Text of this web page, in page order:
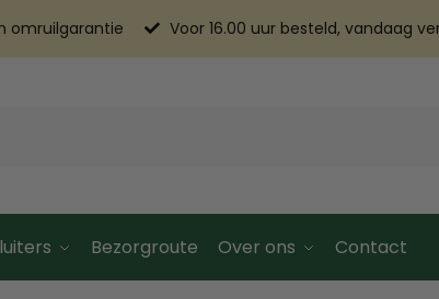
omruilgarantie Voor 16.00 uur besteld, vandaag
Bezorgroute Over ons Contact